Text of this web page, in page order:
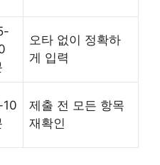
오타 없이 정확하
게 입력
10
제출 전 모든 항목
재확인